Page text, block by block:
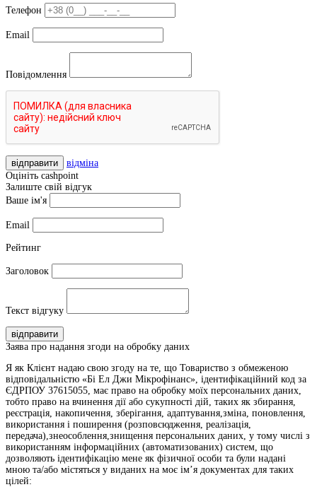
Телефон
Email
Повідомлення
відправити
відміна
Оцініть cashpoint
Залиште свій відгук
Ваше ім'я
Email
Рейтинг
Заголовок
Текст відгуку
відправити
Заява про надання згоди на обробку даних
Я як Клієнт надаю свою згоду на те, що Товариство з обмеженою
відповідальністю «Бі Ел Джи Мікрофінанс», ідентифікаційний код за
ЄДРПОУ 37615055, має право на обробку моїх персональних даних,
тобто право на вчинення дії або сукупності дій, таких як збирання,
реєстрація, накопичення, зберігання, адаптування,зміна, поновлення,
використання і поширення (розповсюдження, реалізація,
передача),знеособлення,знищення персональних даних, у тому числі з
використанням інформаційних (автоматизованих) систем, що
дозволяють ідентифікацію мене як фізичної особи та були надані
мною та/або містяться у виданих на моє ім’я документах для таких
цілей: